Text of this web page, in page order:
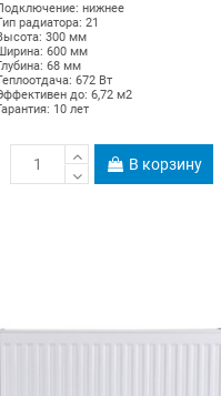
нижнее
радиатора: 21
300 мм
600 мм
68 мм
672 Вт
до: 6,72 м2
10 лет
В корзину